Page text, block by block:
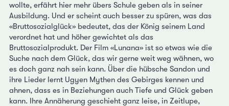
wollte, erfährt hier mehr übers Schule geben als in seiner
Ausbildung. Und er scheint auch besser zu spüren, was das
«Bruttosozialglück» bedeutet, das der König seinem Land
verordnet hat und höher gewichtet als das
Bruttosozialprodukt. Der Film «Lunana» ist so etwas wie die
Suche nach dem Glück, das wir gerne weit weg wähnen, wo
es doch ganz nah sein kann. Über die hübsche Sandon und
ihre Lieder lernt Ugyen Mythen des Gebirges kennen und
ahnen, dass es in Beziehungen auch Tiefe und Glück geben
kann. Ihre Annäherung geschieht ganz leise, in Zeitlupe,